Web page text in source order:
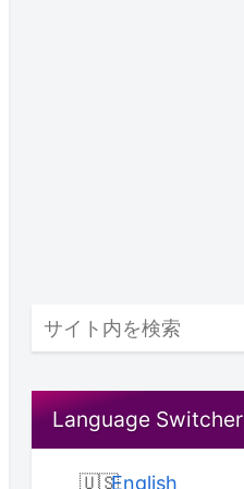
Language Switcher
English